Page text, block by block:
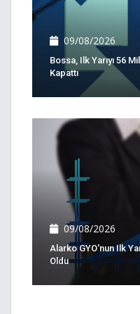
09/08/2026
Bossa, Ilk Yarıyı 56
Kapattı
09/08/2026
Alarko GYO'nun Ilk
Oldu